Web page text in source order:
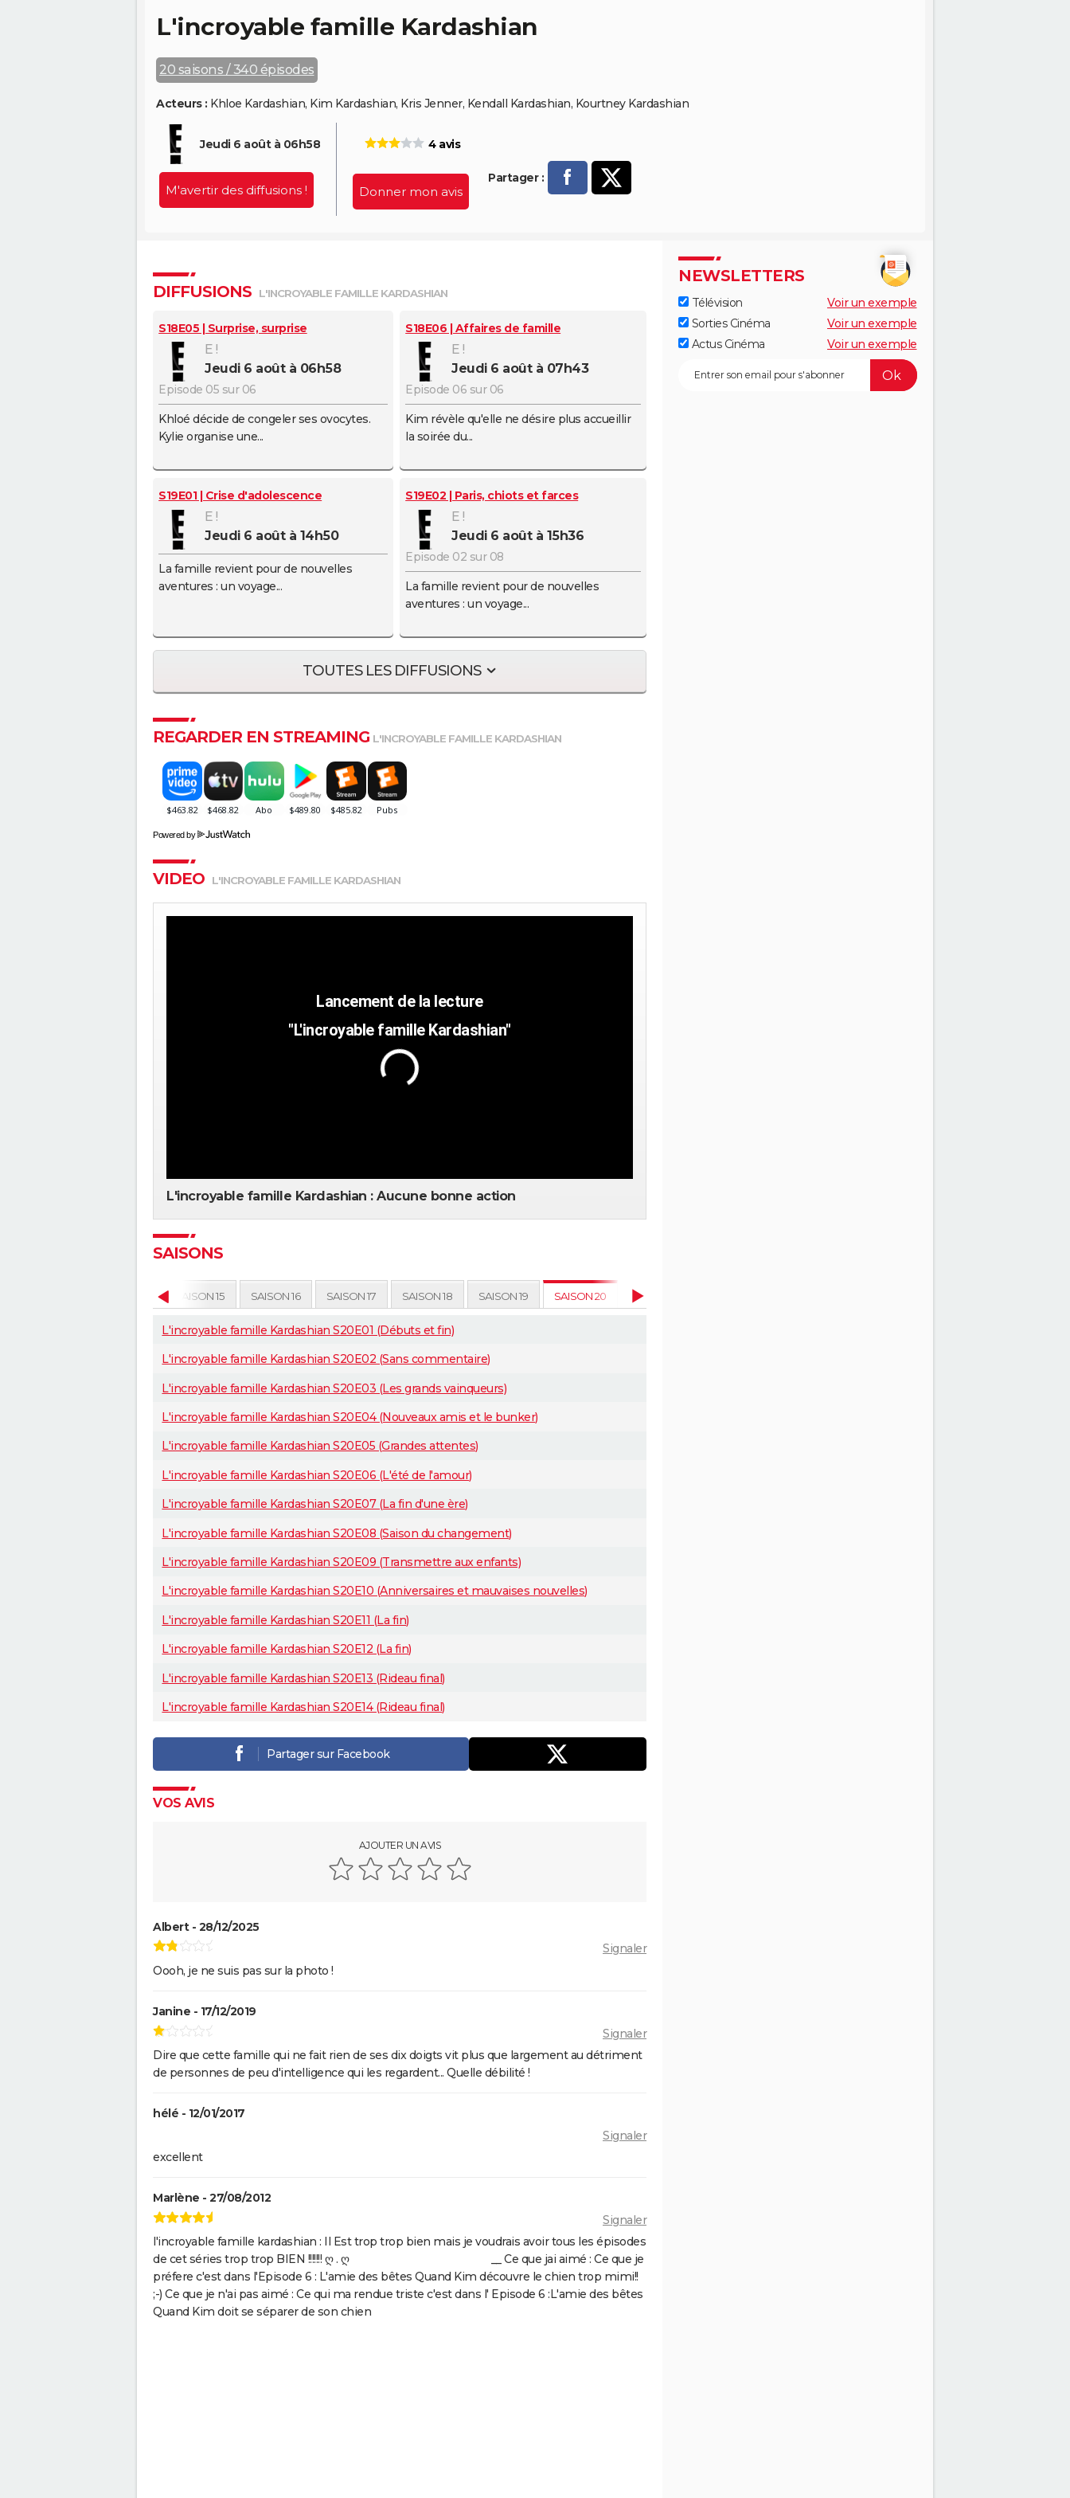
L'incroyable famille Kardashian
20 saisons / 340 épisodes
Acteurs : Khloe Kardashian, Kim Kardashian, Kris Jenner, Kendall Kardashian, Kourtney Kardashian
Jeudi 6 août à 06h58
M'avertir des diffusions !
4 avis
Donner mon avis
Partager :
ook
DIFFUSIONS L'INCROYABLE FAMILLE KARDASHIAN
S18E05 | Surprise, surprise
E !
jeudi 6 août à 06h58
Episode 05 sur 06
Khloé décide de congeler ses ovocytes.
Kylie organise une...
S18E06 | Affaires de famille
E !
jeudi 6 août à 07h43
Episode 06 sur 06
Kim révèle qu'elle ne désire plus accueillir
la soirée du...
S19E01 | Crise d'adolescence
E !
jeudi 6 août à 14h50
La famille revient pour de nouvelles
aventures : un voyage...
S19E02 | Paris, chiots et farces
E !
jeudi 6 août à 15h36
Episode 02 sur 08
La famille revient pour de nouvelles
aventures : un voyage...
TOUTES LES DIFFUSIONS
REGARDER EN STREAMING L'INCROYABLE FAMILLE KARDASHIAN
Powered by
VIDEO L'INCROYABLE FAMILLE KARDASHIAN
"L'incroyable famille Kardashian"
L'incroyable famille Kardashian : Aucune bonne action
SAISONS
SAISON 15 SAISON 16 SAISON 17 SAISON 18 SAISON 19 SAISON 20
L'incroyable famille Kardashian S20E01 (Débuts et fin)
L'incroyable famille Kardashian S20E02 (Sans commentaire)
L'incroyable famille Kardashian S20E03 (Les grands vainqueurs)
L'incroyable famille Kardashian S20E04 (Nouveaux amis et le bunker)
L'incroyable famille Kardashian S20E05 (Grandes attentes)
L'incroyable famille Kardashian S20E06 (L'été de l'amour)
L'incroyable famille Kardashian S20E07 (La fin d'une ère)
L'incroyable famille Kardashian S20E08 (Saison du changement)
L'incroyable famille Kardashian S20E09 (Transmettre aux enfants)
L'incroyable famille Kardashian S20E10 (Anniversaires et mauvaises nouvelles)
L'incroyable famille Kardashian S20E11 (La fin)
L'incroyable famille Kardashian S20E12 (La fin)
L'incroyable famille Kardashian S20E13 (Rideau final)
L'incroyable famille Kardashian S20E14 (Rideau final)
Partager sur Facebook
VOS AVIS
AJOUTER UN AVIS
Albert - 28/12/2025
Signaler
Oooh, je ne suis pas sur la photo !
Janine - 17/12/2019
Signaler
Dire que cette famille qui ne fait rien de ses dix doigts vit plus que largement au détriment
de personnes de peu d'intelligence qui les regardent... Quelle débilité !
hélé - 12/01/2017
Signaler
excellent
Marlène - 27/08/2012
Signaler
l'incroyable famille kardashian : Il Est trop trop bien mais je voudrais avoir tous les épisodes
de cet séries trop trop BIEN !!!!!!! ღ . ღ __ Ce que jai aimé : Ce que je
préfere c'est dans l'Episode 6 : L'amie des bêtes Quand Kim découvre le chien trop mimi!!
;-) Ce que je n'ai pas aimé : Ce qui ma rendue triste c'est dans l' Episode 6 :L'amie des bêtes
Quand Kim doit se séparer de son chien
NEWSLETTERS
Télévision
Voir un exemple
Sorties Cinéma
Voir un exemple
Actus Cinéma
Voir un exemple